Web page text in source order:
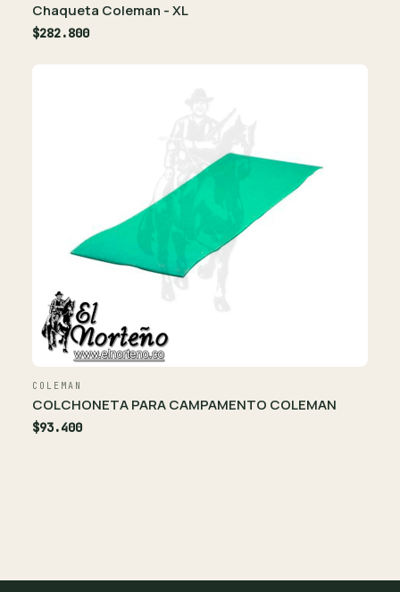
Chaqueta Coleman - XL
$282.800
COLEMAN
COLCHONETA PARA CAMPAMENTO COLEMAN
$93.400